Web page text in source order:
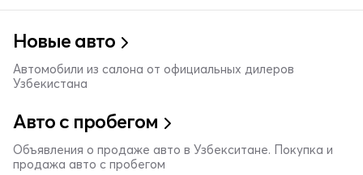
Новые авто
Автомобили из салона от официальных дилеров
Узбекистана
Авто с пробегом
Объявления о продаже авто в Узбекситане. Покупка и
продажа авто с пробегом